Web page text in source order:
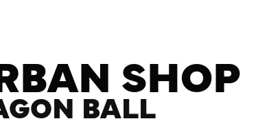
SHOP
BALL